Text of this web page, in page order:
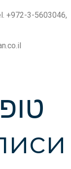
+972-3-5603046,